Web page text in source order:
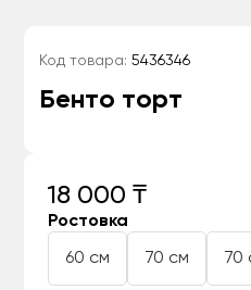
Код товара: 5436346
Бенто торт
18 000 ₸
Ростовка
60 см 70 см 70